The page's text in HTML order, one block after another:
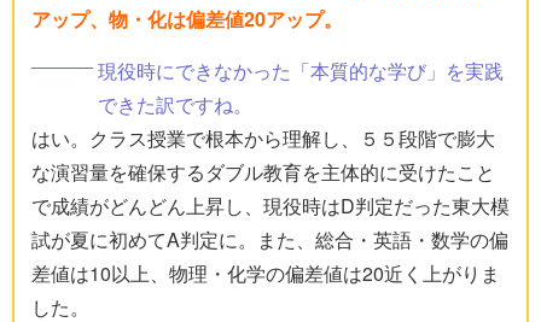
アップ、物・化は偏差値20アップ。
現役時にできなかった「本質的な学び」を実践
できた訳ですね。
はい。クラス授業で根本から理解し、５５段階で膨大
な演習量を確保するダブル教育を主体的に受けたこと
で成績がどんどん上昇し、現役時はD判定だった東大模
試が夏に初めてA判定に。また、総合・英語・数学の偏
差値は10以上、物理・化学の偏差値は20近く上がりま
した。